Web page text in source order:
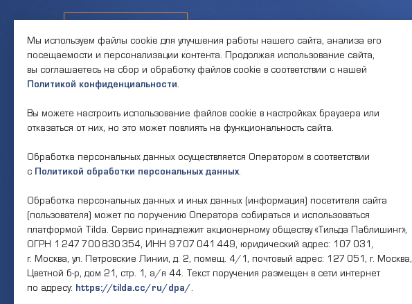
Телефон единого
8 (495) 161-00-40
okc-svao@svao.mos.ru
Почта:
Пн-Пт 9:00 —
17:30, обед 12:00
— 13:00
Об учреждении:
Документы
Электронный каталог:
Результаты НОК оказания услуг
Мы используем файлы cookie для улучшения работы нашего сайта, анализа его
посещаемости и персонализации контента. Продолжая использование сайта,
вы соглашаетесь на сбор и обработку файлов cookie в соответствии с нашей
Политикой конфиденциальности.
Вы можете настроить использование файлов cookie в настройках браузера или
отказаться от них, но это может повлиять на функциональность сайта.
Обработка персональных данных осуществляется Оператором в соответствии
с Политикой обработки персональных данных.
Обработка персональных данных и иных данных (информация) посетителя сайта
(пользователя) может по поручению Оператора собираться и использоваться
платформой Tilda. Сервис принадлежит акционерному обществу «Тильда Паблишинг»,
ОГРН 1 247 700 830 354, ИНН 9 707 041 449, юридический адрес: 107 031,
г. Москва, ул. Петровские Линии, д. 2, помещ. 4/1, почтовый адрес: 127 051, г. Москва,
Цветной б-р, дом 21, стр. 1, а/я 44. Текст поручения размещен в сети интернет
по адресу: https://tilda.cc/ru/dpa/ .